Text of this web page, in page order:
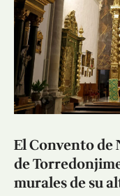
El Convento de
de
murales de su